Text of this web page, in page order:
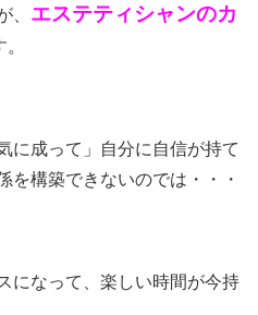
、 エステティシャンのカ
に成って」自分に自信が持て
を構築できないのでは・・・
になって、楽しい時間が今持